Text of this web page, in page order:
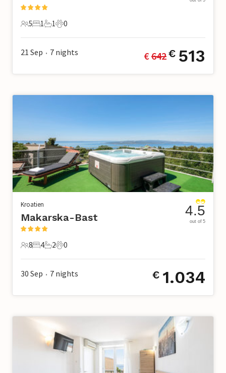
5 Gäste
5
1 Schlafzimmer
1
1 Badezimmer
1
0 Haustiere
0
21 Sep • 7 nights € 642€ 513
Kroatien
Makarska-Bast
8 Gäste
8
4 Schlafzimmer
4
2 Badezimmer
2
0 Haustiere
0
4.5
out of 5
30 Sep • 7 nights € 1.034